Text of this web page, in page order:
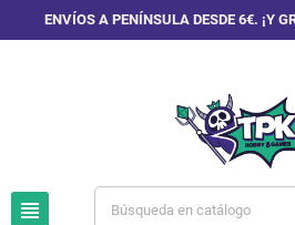
ENVÍOS A PENÍNSULA DESDE 6€. ¡Y
view_headline